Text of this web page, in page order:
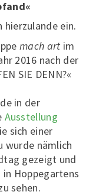
ein.
mach art im
2016 nach der
SIE DENN?«
in der
Ausstellung
sich einer
wurde nämlich
gezeigt und
Hoppegartens
sehen.